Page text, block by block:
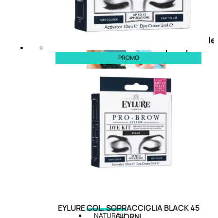
Doposole
Docce
doposole
NATURALI
PROMO
EYLURE COL. SOPRACCIGLIA BLACK 45